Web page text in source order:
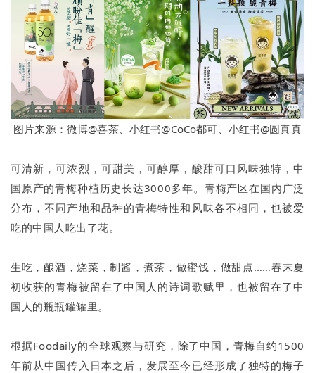
图片来源：微博@喜茶、小红书@CoCo都可、小红书@圆真真
可清新，可浓烈，可甜美，可醇厚，酸甜可口风味独特，中
国原产的青梅种植历史长达3000多年。青梅产区在国内广泛
分布，不同产地和品种的青梅特性和风味各不相同，也被爱
吃的中国人吃出了花。
生吃，酿酒，烧菜，制酱，煮茶，做蜜饯，做甜点……春末夏
初收获的青梅被留在了中国人的诗词歌赋里，也被留在了中
国人的瓶瓶罐罐里。
根据Foodaily的全球观察与研究，除了中国，青梅自约1500
年前从中国传入日本之后，发展至今已经形成了独特的梅子